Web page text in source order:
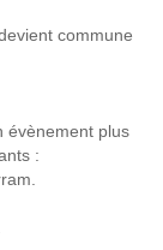
commune
évènement plus
: